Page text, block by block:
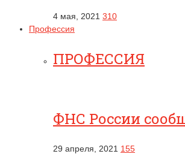
4 мая, 2021 310
Профессия
ПРОФЕССИЯ
ФНС России
29 апреля, 2021 155